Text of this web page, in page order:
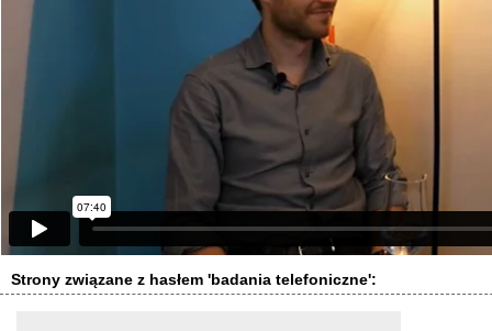
Strony związane z hasłem 'badania telefoniczne':